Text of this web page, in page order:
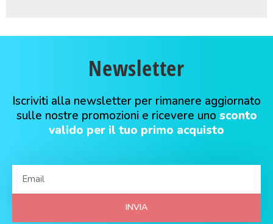
Newsletter
Iscriviti alla newsletter per rimanere aggiornato
sulle nostre promozioni e ricevere uno sconto
valido per il tuo primo acquisto
INVIA